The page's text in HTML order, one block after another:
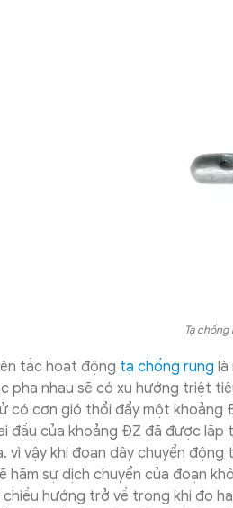
Tạ chống
tắc hoạt động tạ chống rung là
pha nhau sẽ có xu hướng triệt
có cơn gió thổi đẩy một khoảng
đầu của khoảng ĐZ đã được
vì vậy khi đoạn dây chuyển
hãm sự dịch chuyển của đoạn
chiều hướng trở về trong khi đo